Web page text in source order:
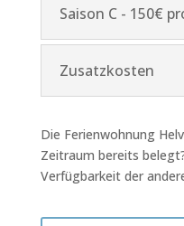
Saison C - 150€
Zusatzkosten
Die Ferienwohnung
Zeitraum bereits
Verfügbarkeit der